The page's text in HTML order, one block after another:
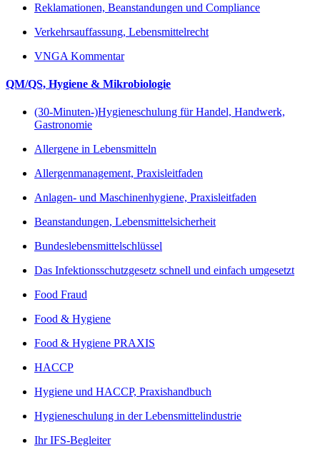
Reklamationen, Beanstandungen und Compliance
Verkehrsauffassung, Lebensmittelrecht
VNGA Kommentar
QM/QS, Hygiene & Mikrobiologie
(30-Minuten-)Hygieneschulung für Handel, Handwerk,
Gastronomie
Allergene in Lebensmitteln
Allergenmanagement, Praxisleitfaden
Anlagen- und Maschinenhygiene, Praxisleitfaden
Beanstandungen, Lebensmittelsicherheit
Bundeslebensmittelschlüssel
Das Infektionsschutzgesetz schnell und einfach umgesetzt
Food Fraud
Food & Hygiene
Food & Hygiene PRAXIS
HACCP
Hygiene und HACCP, Praxishandbuch
Hygieneschulung in der Lebensmittelindustrie
Ihr IFS-Begleiter